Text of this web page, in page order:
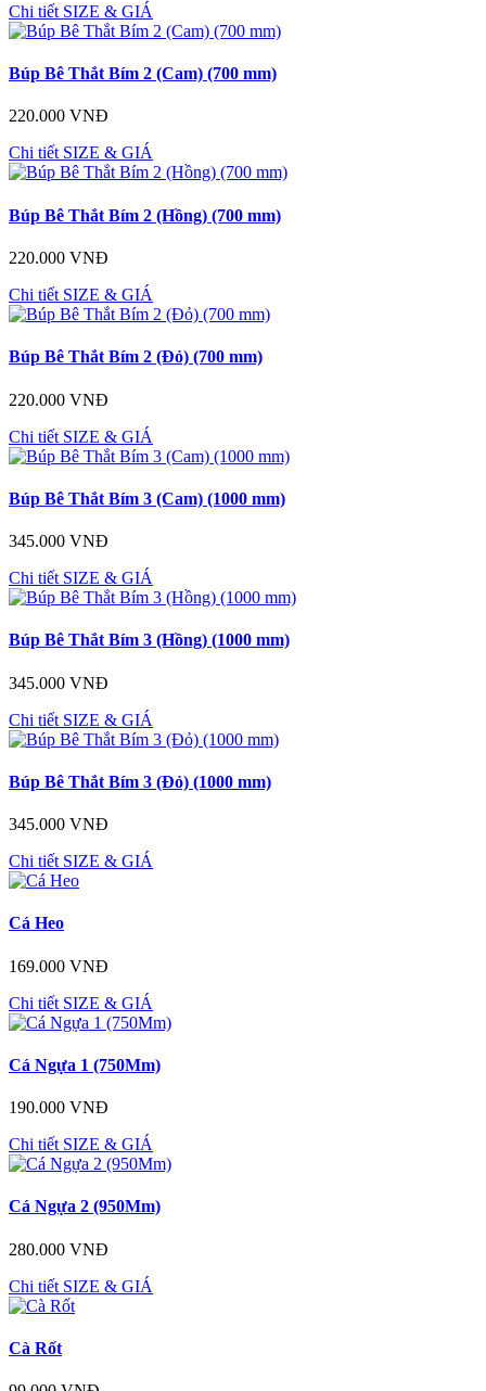
Chi tiết SIZE & GIÁ
Búp Bê Thắt Bím 2 (Cam) (700 mm)
220.000 VNĐ
Chi tiết SIZE & GIÁ
Búp Bê Thắt Bím 2 (Hồng) (700 mm)
220.000 VNĐ
Chi tiết SIZE & GIÁ
Búp Bê Thắt Bím 2 (Đỏ) (700 mm)
220.000 VNĐ
Chi tiết SIZE & GIÁ
Búp Bê Thắt Bím 3 (Cam) (1000 mm)
345.000 VNĐ
Chi tiết SIZE & GIÁ
Búp Bê Thắt Bím 3 (Hồng) (1000 mm)
345.000 VNĐ
Chi tiết SIZE & GIÁ
Búp Bê Thắt Bím 3 (Đỏ) (1000 mm)
345.000 VNĐ
Chi tiết SIZE & GIÁ
Cá Heo
169.000 VNĐ
Chi tiết SIZE & GIÁ
Cá Ngựa 1 (750Mm)
190.000 VNĐ
Chi tiết SIZE & GIÁ
Cá Ngựa 2 (950Mm)
280.000 VNĐ
Chi tiết SIZE & GIÁ
Cà Rốt